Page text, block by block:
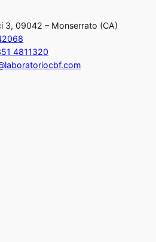
3, 09042 – Monserrato (CA)
4811320